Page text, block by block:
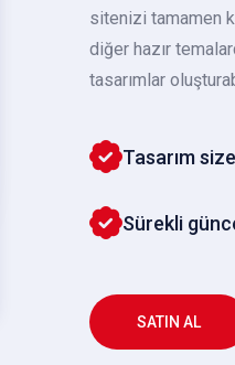
sitenizi tamamen
diğer hazır
tasarımlar
Tasarım
Sürekli
SATIN AL